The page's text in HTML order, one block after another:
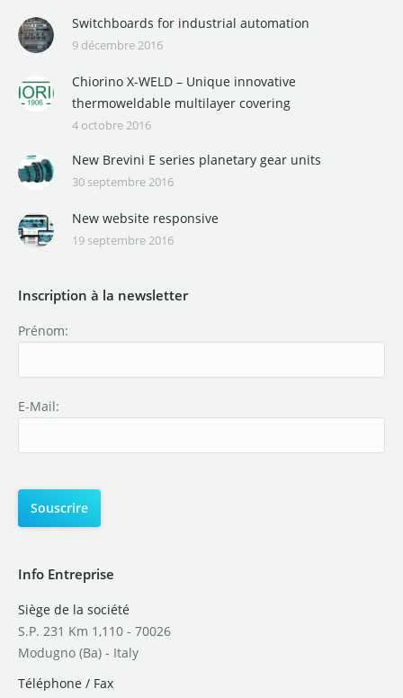
Switchboards for industrial automation
9 décembre 2016
Chiorino X-WELD – Unique innovative
thermoweldable multilayer covering
4 octobre 2016
New Brevini E series planetary gear units
30 septembre 2016
New website responsive
19 septembre 2016
Inscription à la newsletter
Prénom:
E-Mail:
Info Entreprise
Siège de la société
S.P. 231 Km 1,110 - 70026
Modugno (Ba) - Italy
Téléphone / Fax